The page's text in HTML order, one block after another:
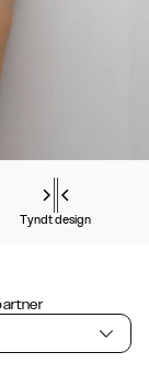
Tyndt design